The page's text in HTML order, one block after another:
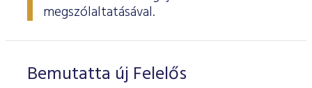
megszólaltatásával.
Bemutatta új Felelős